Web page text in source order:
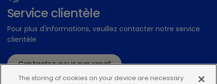
Service clientèle
Pour plus d'informations, veuillez contacter notre service
clientèle
Contactez-nous par email
ou par tél. au 01 30 48 71 40
The storing of cookies on your device are necessary